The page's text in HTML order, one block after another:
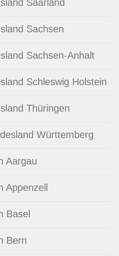
Saarland
Sachsen
Sachsen-Anhalt
Schleswig Holstein
Thüringen
Württemberg
Aargau
Appenzell
Basel
Bern